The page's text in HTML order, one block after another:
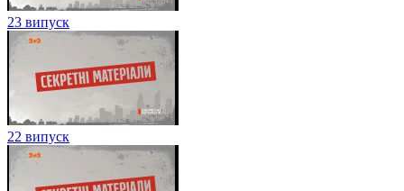
23 випуск
22 випуск